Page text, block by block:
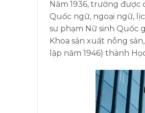
Năm 1936, trường
Quốc ngữ, ngoại ngữ,
sư phạm Nữ sinh Quốc
Khoa sản xuất nông
lập năm 1946) thành